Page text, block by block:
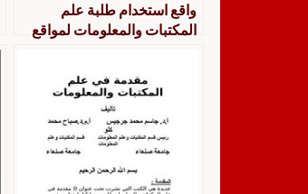
واقع استخدام طلبة علم
المكتبات والمعلومات لمواقع